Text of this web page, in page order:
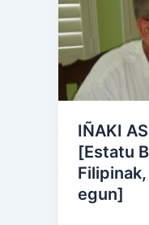
IÑAKI
[Estatu
egun]